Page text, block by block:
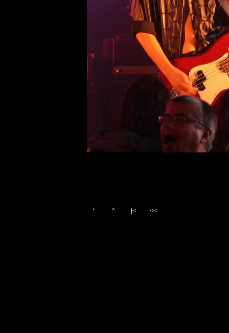
* ^ |< <<